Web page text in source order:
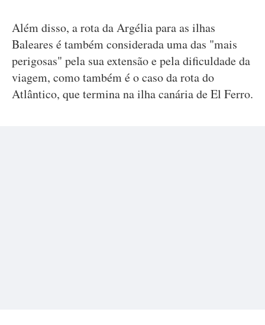
Além disso, a rota da Argélia para as ilhas
Baleares é também considerada uma das "mais
perigosas" pela sua extensão e pela dificuldade da
viagem, como também é o caso da rota do
Atlântico, que termina na ilha canária de El Ferro.